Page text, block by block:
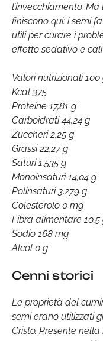
l’invecchiamento.
finiscono qui: i semi
utili per curare i
effetto sedativo e
Valori nutrizionali
Kcal 375
Proteine 17,81 g
Carboidrati 44,24 g
Zuccheri 2,25 g
Grassi 22,27 g
Saturi 1,535 g
Monoinsaturi 14,04 g
Polinsaturi 3,279 g
Colesterolo 0 mg
Fibra alimentare 10,5
Sodio 168 mg
Alcol 0 g
Cenni storici
Le proprietà del
semi erano utilizzati
Cristo. Presente nella